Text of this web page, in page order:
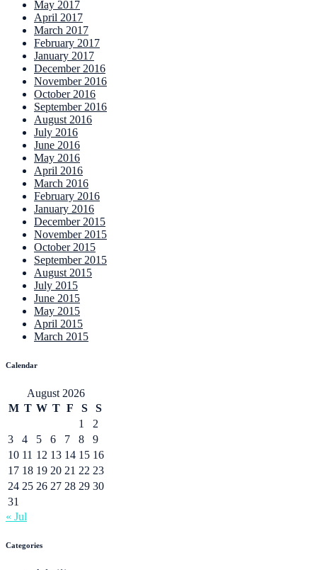
May 2017
April 2017
March 2017
February 2017
January 2017
December 2016
November 2016
October 2016
September 2016
August 2016
July 2016
June 2016
May 2016
April 2016
March 2016
February 2016
January 2016
December 2015
November 2015
October 2015
September 2015
August 2015
July 2015
June 2015
May 2015
April 2015
March 2015
Calendar
August 2026
M T W T F S
S
1
2
3
4 5 6 7 8
9
10 11 12 13 14 15 16
17 18 19 20 21 22 23
24 25 26 27 28 29 30
31
« Jul
Categories